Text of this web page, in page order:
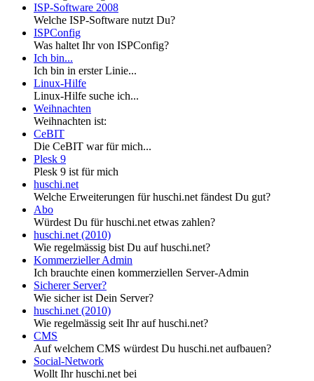
ISP-Software 2008
Welche ISP-Software nutzt Du?
ISPConfig
Was haltet Ihr von ISPConfig?
Ich bin...
Ich bin in erster Linie...
Linux-Hilfe
Linux-Hilfe suche ich...
Weihnachten
Weihnachten ist:
CeBIT
Die CeBIT war für mich...
Plesk 9
Plesk 9 ist für mich
huschi.net
Welche Erweiterungen für huschi.net fändest Du gut?
Abo
Würdest Du für huschi.net etwas zahlen?
huschi.net (2010)
Wie regelmässig bist Du auf huschi.net?
Kommerzieller Admin
Ich brauchte einen kommerziellen Server-Admin
Sicherer Server?
Wie sicher ist Dein Server?
huschi.net (2010)
Wie regelmässig seit Ihr auf huschi.net?
CMS
Auf welchem CMS würdest Du huschi.net aufbauen?
Social-Network
Wollt Ihr huschi.net bei